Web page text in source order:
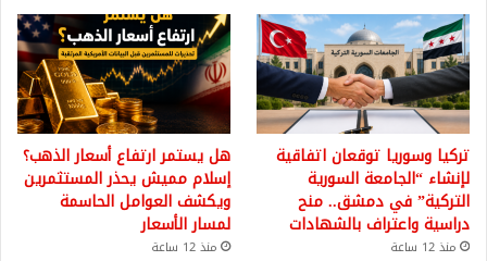
تركيا وسوريا توقعان اتفاقية
لإنشاء “الجامعة السورية
التركية” في دمشق.. منح
دراسية واعتراف بالشهادات
منذ 12 ساعة
هل يستمر ارتفاع أسعار الذهب؟
إسلام مميش يحذر المستثمرين
ويكشف العوامل الحاسمة
لمسار الأسعار
منذ 12 ساعة